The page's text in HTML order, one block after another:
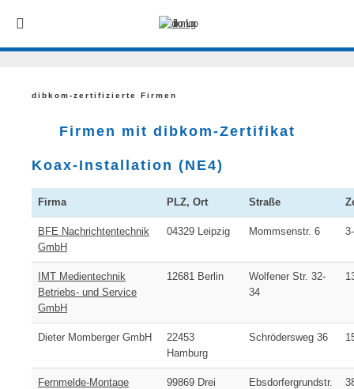
dibkom-zertifizierte Firmen
Firmen mit dibkom-Zertifikat
Koax-Installation (NE4)
Firma PLZ, Ort Straße
BFE Nachrichtentechnik
GmbH
04329 Leipzig Mommsenstr. 6
IMT Medientechnik
Betriebs- und Service
GmbH
12681 Berlin
Wolfener Str. 32-
34
Dieter Momberger GmbH
22453
Hamburg
Schrödersweg 36
Fernmelde-Montage
99869 Drei
Ebsdorfergrundstr.